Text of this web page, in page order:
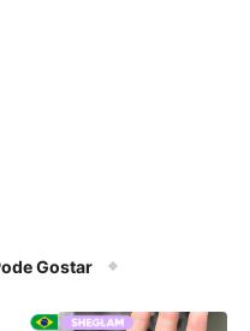
Gostar